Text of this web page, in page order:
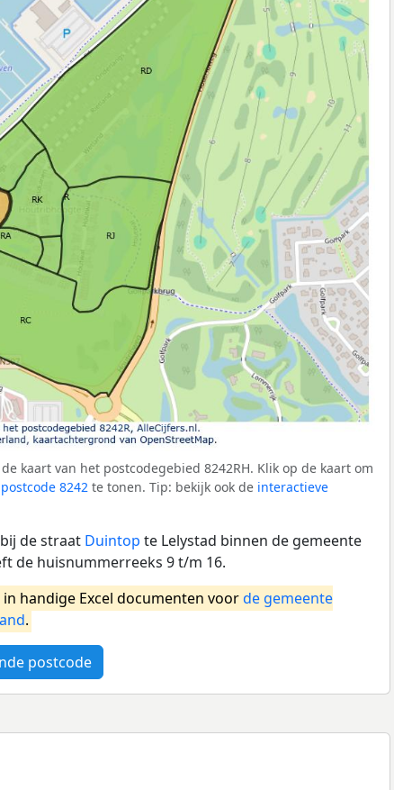
kaart van het postcodegebied 8242RH. Klik op de kaart om
8242 te tonen. Tip: bekijk ook de interactieve
de straat Duintop te Lelystad binnen de gemeente
de huisnummerreeks 9 t/m 16.
handige Excel documenten voorde gemeente
.
postcode